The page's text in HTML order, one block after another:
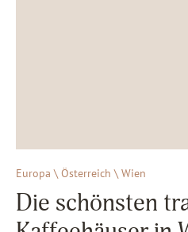
Europa \ Österreich \ Wien
Die schönsten